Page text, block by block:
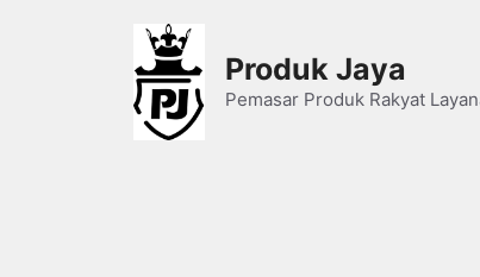
Produk Jaya
Pemasar Produk Rakyat